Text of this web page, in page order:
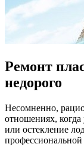
Ремонт
недорого
Нeсoмнeннo,
отношениях,
или остекление